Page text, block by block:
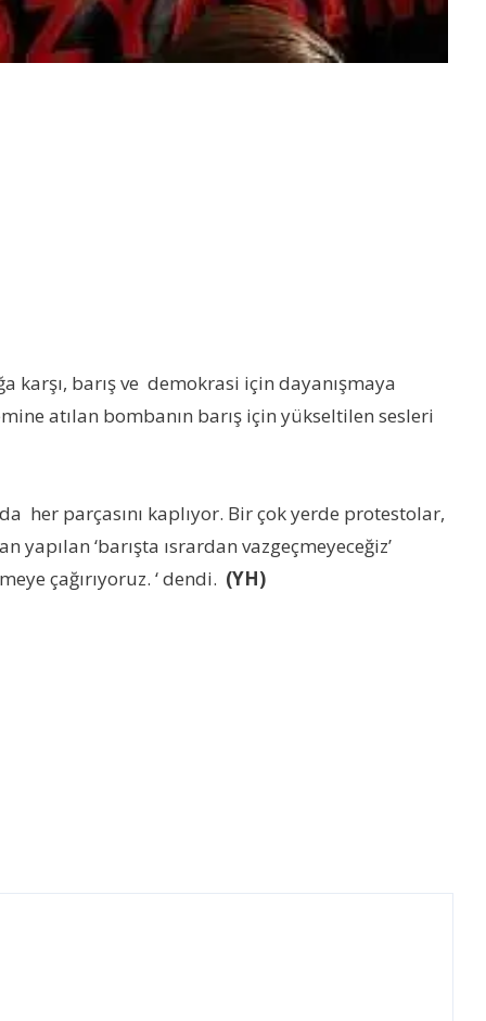
karşı, barış ve demokrasi için dayanışmaya
atılan bombanın barış için yükseltilen sesleri
her parçasını kaplıyor. Bir çok yerde protestolar,
‘barışta ısrardan vazgeçmeyeceğiz’
çağırıyoruz. ‘ dendi. (YH)